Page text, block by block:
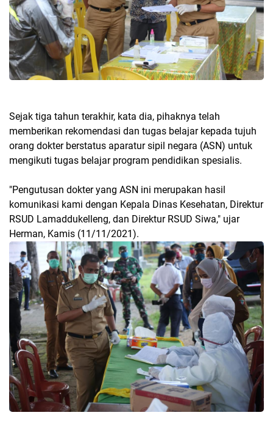
Sejak tiga tahun terakhir, kata dia, pihaknya telah
memberikan rekomendasi dan tugas belajar kepada tujuh
orang dokter berstatus aparatur sipil negara (ASN) untuk
mengikuti tugas belajar program pendidikan spesialis.
"Pengutusan dokter yang ASN ini merupakan hasil
komunikasi kami dengan Kepala Dinas Kesehatan, Direktur
RSUD Lamaddukelleng, dan Direktur RSUD Siwa," ujar
Herman, Kamis (11/11/2021).